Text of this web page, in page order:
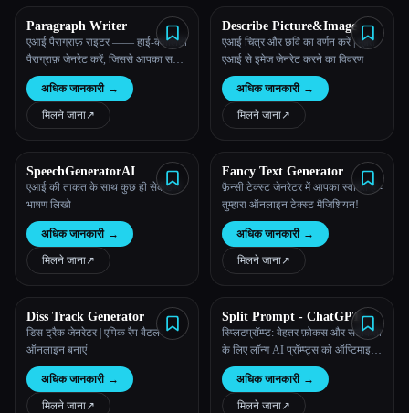
Paragraph Writer
एआई पैराग्राफ़ राइटर —— हाई-क्वालिटी
पैराग्राफ़ जेनरेट करें, जिससे आपका समय
बचता है और एक पेशेवर AI पैराग्राफ़
राइटर के रूप में कार्यकुशलता बढ़ती है
अधिक जानकारी →
मिलने जाना↗︎
Describe Picture&Image
एआई चित्र और छवि का वर्णन करें | मुफ़्त
एआई से इमेज जेनरेट करने का विवरण
अधिक जानकारी →
मिलने जाना↗︎
SpeechGeneratorAI
एआई की ताकत के साथ कुछ ही सेकंड में
भाषण लिखो
अधिक जानकारी →
मिलने जाना↗︎
Fancy Text Generator
फ़ैन्सी टेक्स्ट जेनरेटर में आपका स्वागत है -
तुम्हारा ऑनलाइन टेक्स्ट मैजिशियन!
अधिक जानकारी →
मिलने जाना↗︎
Diss Track Generator
डिस ट्रैक जेनरेटर | एपिक रैप बैटल
ऑनलाइन बनाएं
अधिक जानकारी →
मिलने जाना↗︎
Split Prompt - ChatGPT
Prompt SPlitter
स्प्लिटप्रॉम्प्ट: बेहतर फ़ोकस और सटीकता
के लिए लॉन्ग AI प्रॉम्प्ट्स को ऑप्टिमाइज़
करें
अधिक जानकारी →
मिलने जाना↗︎